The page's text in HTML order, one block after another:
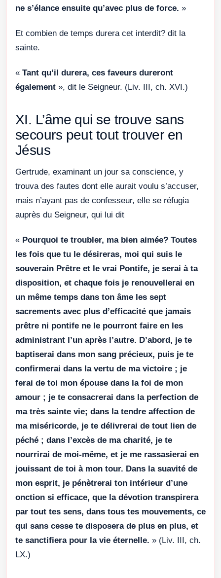
ne s’élance ensuite qu’avec plus de force. »
Et combien de temps durera cet interdit? dit la
sainte.
« Tant qu’il durera, ces faveurs dureront
également », dit le Seigneur. (Liv. III, ch. XVI.)
XI. L’âme qui se trouve sans
secours peut tout trouver en
Jésus
Gertrude, examinant un jour sa conscience, y
trouva des fautes dont elle aurait voulu s’accuser,
mais n’ayant pas de confesseur, elle se réfugia
auprès du Seigneur, qui lui dit
« Pourquoi te troubler, ma bien aimée? Toutes
les fois que tu le désireras, moi qui suis le
souverain Prêtre et le vrai Pontife, je serai à ta
disposition, et chaque fois je renouvellerai en
un même temps dans ton âme les sept
sacrements avec plus d’efficacité que jamais
prêtre ni pontife ne le pourront faire en les
administrant l’un après l’autre. D’abord, je te
baptiserai dans mon sang précieux, puis je te
confirmerai dans la vertu de ma victoire ; je
ferai de toi mon épouse dans la foi de mon
amour ; je te consacrerai dans la perfection de
ma très sainte vie; dans la tendre affection de
ma miséricorde, je te délivrerai de tout lien de
péché ; dans l’excès de ma charité, je te
nourrirai de moi-même, et je me rassasierai en
jouissant de toi à mon tour. Dans la suavité de
mon esprit, je pénètrerai ton intérieur d’une
onction si efficace, que la dévotion transpirera
par tout tes sens, dans tous tes mouvements, ce
qui sans cesse te disposera de plus en plus, et
te sanctifiera pour la vie éternelle. » (Liv. III, ch.
LX.)